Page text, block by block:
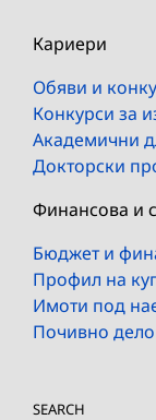
Кариери
Обяви и
Конкурси за
Академични
Докторски
Финансова и
Бюджет и
Профил на
Имоти под
Почивно дело
SEARCH